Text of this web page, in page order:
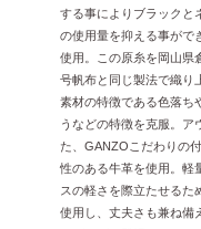
する事によりブラックと
の使用量を抑える事がで
使用。この原糸を岡山県
号帆布と同じ製法で織り
素材の特徴である色落ち
うなどの特徴を克服。ア
た、GANZOこだわりの
性のある牛革を使用。軽
スの軽さを際立たせるた
使用し、丈夫さも兼ね備